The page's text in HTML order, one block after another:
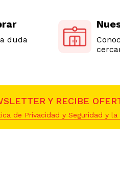
duda
Y RECIBE
de Privacidad y Seguridad y